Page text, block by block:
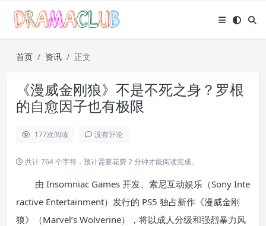
首页 资讯 正文
《漫威金刚狼》不是不死之身？罗根
的自愈因子也有极限
177次阅读 没有评论
共计 764 个字符，预计需要花费 2 分钟才能阅读完成。
由 Insomniac Games 开发、索尼互动娱乐（Sony Inte
ractive Entertainment）发行的 PS5 独占新作《漫威金刚
狼》（Marvel’s Wolverine），将以成人分级和强烈暴力风